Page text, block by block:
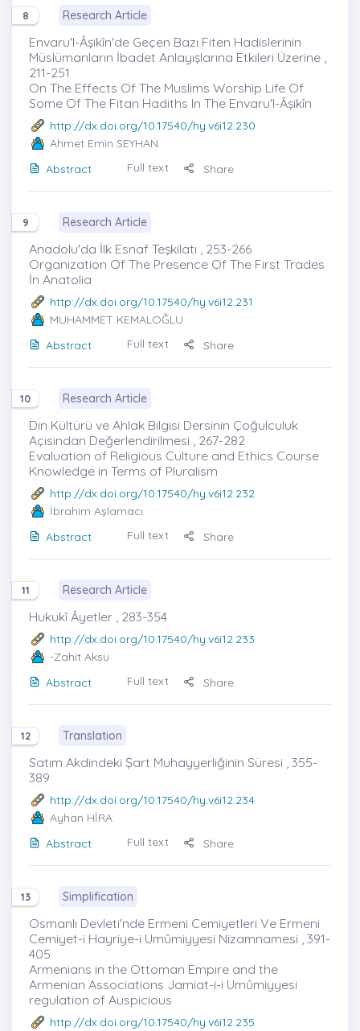
8 Research Article
Envaru'l-Âşikîn'de Geçen Bazı Fiten Hadislerinin
Müslümanların İbadet Anlayışlarına Etkileri Üzerine ,
211-251
On The Effects Of The Muslims Worship Life Of
Some Of The Fitan Hadiths In The Envaru'l-Âşikîn
http://dx.doi.org/10.17540/hy.v6i12.230
Ahmet Emin SEYHAN
Abstract
Full text Share
9 Research Article
Anadolu'da İlk Esnaf Teşkilatı , 253-266
Organization Of The Presence Of The First Trades
İn Anatolia
http://dx.doi.org/10.17540/hy.v6i12.231
MUHAMMET KEMALOĞLU
Abstract
Full text Share
10 Research Article
Din Kültürü ve Ahlak Bilgisi Dersinin Çoğulculuk
Açısından Değerlendirilmesi , 267-282
Evaluation of Religious Culture and Ethics Course
Knowledge in Terms of Pluralism
http://dx.doi.org/10.17540/hy.v6i12.232
İbrahim Aşlamacı
Abstract
Full text Share
11 Research Article
Hukukî Âyetler , 283-354
http://dx.doi.org/10.17540/hy.v6i12.233
-Zahit Aksu
Abstract
Full text Share
12 Translation
Satım Akdindeki Şart Muhayyerliğinin Süresi , 355-
389
http://dx.doi.org/10.17540/hy.v6i12.234
Ayhan HİRA
Abstract
Full text Share
13 Simplification
Osmanlı Devleti'nde Ermeni Cemiyetleri Ve Ermeni
Cemiyet-i Hayriye-i Umûmiyyesi Nizamnamesi , 391-
405
Armenians in the Ottoman Empire and the
Armenian Associations Jamiat-i-i Umûmiyyesi
regulation of Auspicious
http://dx.doi.org/10.17540/hy.v6i12.235